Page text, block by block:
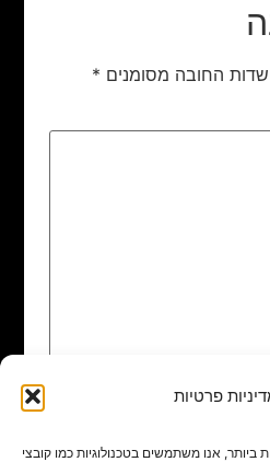
פרטיות
אנו משתמשים בטכנולוגיות כמו קובצי
שדות החובה מסומנים *